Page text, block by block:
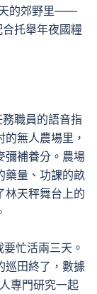
的郊野里——
托舉年夜國糧
職員的語音指
無人農場里，
彌補養分。農場
藥量、功課的畝
林天秤舞台上的
忙活兩三天。
巡田終了，數據
專門研究一起